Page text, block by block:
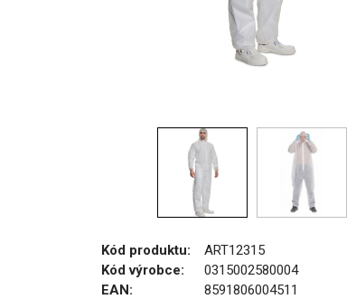
Kód produktu:
ART12315
Kód výrobce:
0315002580004
EAN:
8591806004511